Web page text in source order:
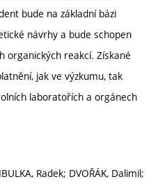
bude na základní bázi
návrhy a bude schopen
organických reakcí. Získané
jak ve výzkumu, tak
laboratořích a orgánech
Radek; DVOŘÁK, Dalimil;